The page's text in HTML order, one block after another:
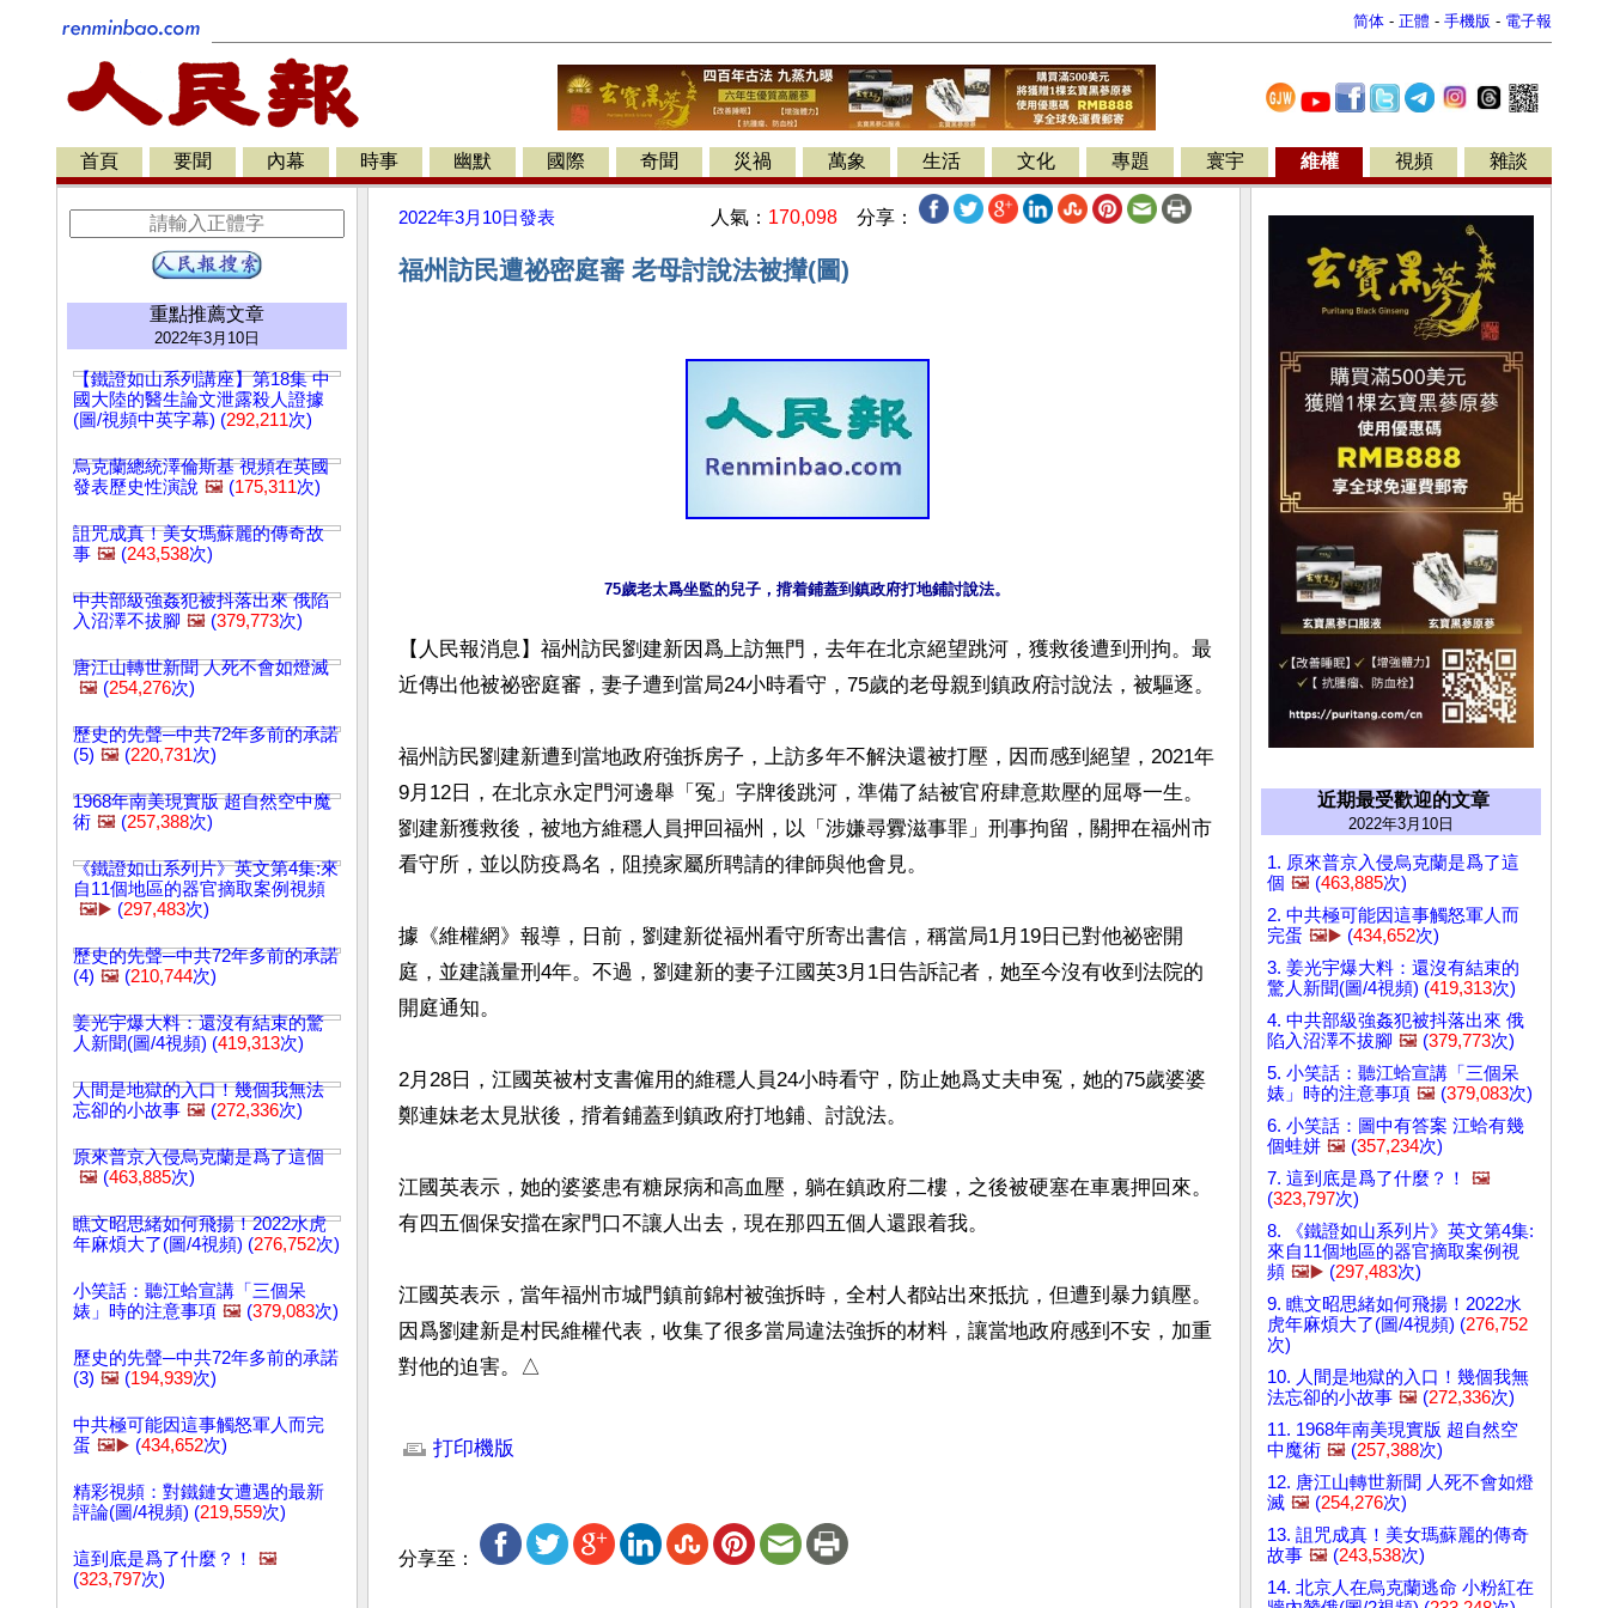
简体 - 正體 - 手機版 - 電子報
首頁 要聞 內幕 時事 幽默 國際 奇聞 災禍 萬象 生活 文化 專題 寰宇 維權 視頻 雜談
重點推薦文章
2022年3月10日
【鐵證如山系列講座】第18集 中
國大陸的醫生論文泄露殺人證據
(圖/視頻中英字幕) (292,211次)
烏克蘭總統澤倫斯基 視頻在英國
發表歷史性演說 🖼️ (175,311次)
詛咒成真！美女瑪蘇麗的傳奇故
事 🖼️ (243,538次)
中共部級強姦犯被抖落出來 俄陷
入沼澤不拔腳 🖼️ (379,773次)
唐江山轉世新聞 人死不會如燈滅
🖼️ (254,276次)
歷史的先聲─中共72年多前的承諾
(5) 🖼️ (220,731次)
1968年南美現實版 超自然空中魔
術 🖼️ (257,388次)
《鐵證如山系列片》英文第4集:來
自11個地區的器官摘取案例視頻
🖼️▶️ (297,483次)
歷史的先聲─中共72年多前的承諾
(4) 🖼️ (210,744次)
姜光宇爆大料：還沒有結束的驚
人新聞(圖/4視頻) (419,313次)
人間是地獄的入口！幾個我無法
忘卻的小故事 🖼️ (272,336次)
原來普京入侵烏克蘭是爲了這個
🖼️ (463,885次)
瞧文昭思緒如何飛揚！2022水虎
年麻煩大了(圖/4視頻) (276,752次)
小笑話：聽江蛤宣講「三個呆
婊」時的注意事項 🖼️ (379,083次)
歷史的先聲─中共72年多前的承諾
(3) 🖼️ (194,939次)
中共極可能因這事觸怒軍人而完
蛋 🖼️▶️ (434,652次)
精彩視頻：對鐵鏈女遭遇的最新
評論(圖/4視頻) (219,559次)
這到底是爲了什麼？！
🖼️
(323,797次)
2022年3月10日發表 人氣： 170,098 分享：
福州訪民遭祕密庭審 老母討說法被攆(圖)
【人民報消息】福州訪民劉建新因爲上訪無門，去年在北京絕望跳河，獲救後遭到刑拘。最
近傳出他被祕密庭審，妻子遭到當局24小時看守，75歲的老母親到鎮政府討說法，被驅逐。
福州訪民劉建新遭到當地政府強拆房子，上訪多年不解決還被打壓，因而感到絕望，2021年
9月12日，在北京永定門河邊舉「冤」字牌後跳河，準備了結被官府肆意欺壓的屈辱一生。
劉建新獲救後，被地方維穩人員押回福州，以「涉嫌尋釁滋事罪」刑事拘留，關押在福州市
看守所，並以防疫爲名，阻撓家屬所聘請的律師與他會見。
據《維權網》報導，日前，劉建新從福州看守所寄出書信，稱當局1月19日已對他祕密開
庭，並建議量刑4年。不過，劉建新的妻子江國英3月1日告訴記者，她至今沒有收到法院的
開庭通知。
2月28日，江國英被村支書僱用的維穩人員24小時看守，防止她爲丈夫申冤，她的75歲婆婆
鄭連妹老太見狀後，揹着鋪蓋到鎮政府打地鋪、討說法。
江國英表示，她的婆婆患有糖尿病和高血壓，躺在鎮政府二樓，之後被硬塞在車裏押回來。
有四五個保安擋在家門口不讓人出去，現在那四五個人還跟着我。
江國英表示，當年福州市城門鎮前錦村被強拆時，全村人都站出來抵抗，但遭到暴力鎮壓。
因爲劉建新是村民維權代表，收集了很多當局違法強拆的材料，讓當地政府感到不安，加重
對他的迫害。△
打印機版
分享至：
近期最受歡迎的文章
2022年3月10日
1. 原來普京入侵烏克蘭是爲了這
個 🖼️ (463,885次)
2. 中共極可能因這事觸怒軍人而
完蛋 🖼️▶️ (434,652次)
3. 姜光宇爆大料：還沒有結束的
驚人新聞(圖/4視頻) (419,313次)
4. 中共部級強姦犯被抖落出來 俄
陷入沼澤不拔腳 🖼️ (379,773次)
5. 小笑話：聽江蛤宣講「三個呆
婊」時的注意事項 🖼️ (379,083次)
6. 小笑話：圖中有答案 江蛤有幾
個蛙姘 🖼️ (357,234次)
7. 這到底是爲了什麼？！
🖼️
(323,797次)
8. 《鐵證如山系列片》英文第4集:
來自11個地區的器官摘取案例視
頻 🖼️▶️ (297,483次)
9. 瞧文昭思緒如何飛揚！2022水
虎年麻煩大了(圖/4視頻) (276,752
次)
10. 人間是地獄的入口！幾個我無
法忘卻的小故事 🖼️ (272,336次)
11. 1968年南美現實版 超自然空
中魔術 🖼️ (257,388次)
12. 唐江山轉世新聞 人死不會如燈
滅 🖼️ (254,276次)
13. 詛咒成真！美女瑪蘇麗的傳奇
故事 🖼️ (243,538次)
14. 北京人在烏克蘭逃命 小粉紅在